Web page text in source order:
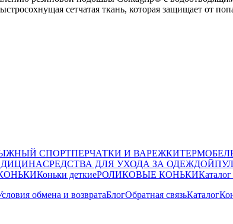
сетчатая ткань, которая защищает от
СПОРТПЕРЧАТКИ И ВАРЕЖКИ
СРЕДСТВА ДЛЯ УХОДА ЗА ОДЕЖДОЙ
Коньки деткиеРОЛИКОВЫЕ КОНЬКИКаталог
обмена и возвратаБлогОбратная связьКаталог